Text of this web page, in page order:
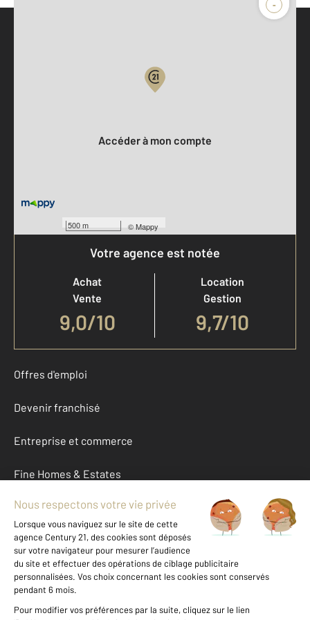
-
500 m ©Mappy
Accéder à mon compte
Votre agence est notée
Achat
Vente
9,0/10
Location
Gestion
9,7/10
Offres d'emploi
Devenir franchisé
Entreprise et commerce
Fine Homes & Estates
À propos
International
Nous contacter